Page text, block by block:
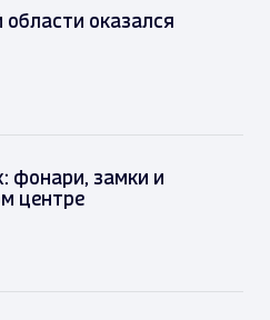
оказался
фонари, замки и
центре